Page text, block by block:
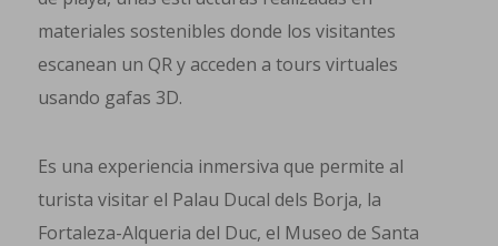
materiales sostenibles donde los visitantes
escanean un QR y acceden a tours virtuales
usando gafas 3D.
Es una experiencia inmersiva que permite al
turista visitar el Palau Ducal dels Borja, la
Fortaleza-Alqueria del Duc, el Museo de Santa